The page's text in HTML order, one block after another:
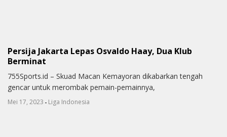
Persija Jakarta Lepas Osvaldo Haay, Dua Klub
Berminat
755Sports.id – Skuad Macan Kemayoran dikabarkan tengah
gencar untuk merombak pemain-pemainnya,
Mei 17, 2023 - Liga Indonesia